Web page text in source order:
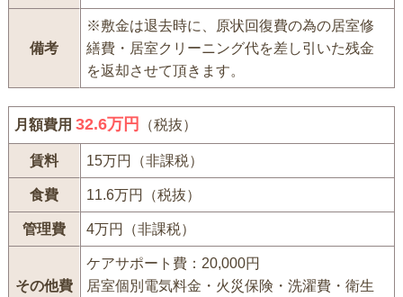
備考
※敷金は退去時に、原状回復費の為の居室修
繕費・居室クリーニング代を差し引いた残金
を返却させて頂きます。
月額費用32.6万円 （税抜）
賃料 15万円（非課税）
食費 11.6万円（税抜）
管理費 4万円（非課税）
その他費
ケアサポート費：20,000円
居室個別電気料金・火災保険・洗濯費・衛生